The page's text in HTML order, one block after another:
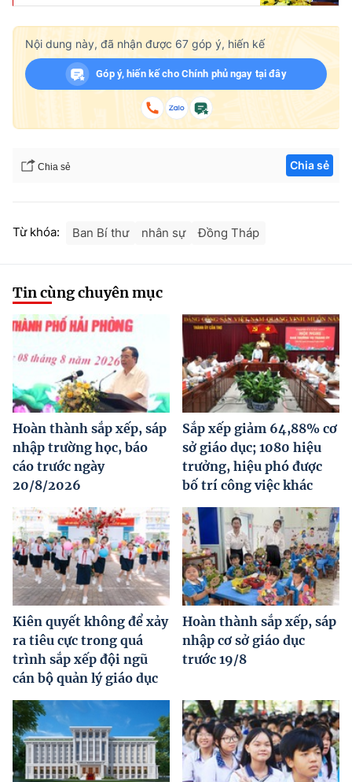
Nội dung này, đã nhận được 67 góp ý, hiến kế
Góp ý, hiến kế cho Chính phủ ngay tại đây
Chia sẻ Chia sẻ
Từ khóa: Ban Bí thư nhân sự Đồng Tháp
Tin cùng chuyên mục
Hoàn thành sắp xếp, sáp
nhập trường học, báo
cáo trước ngày
20/8/2026
Sắp xếp giảm 64,88% cơ
sở giáo dục; 1080 hiệu
trưởng, hiệu phó được
bố trí công việc khác
Kiên quyết không để xảy
ra tiêu cực trong quá
trình sắp xếp đội ngũ
cán bộ quản lý giáo dục
Hoàn thành sắp xếp, sáp
nhập cơ sở giáo dục
trước 19/8